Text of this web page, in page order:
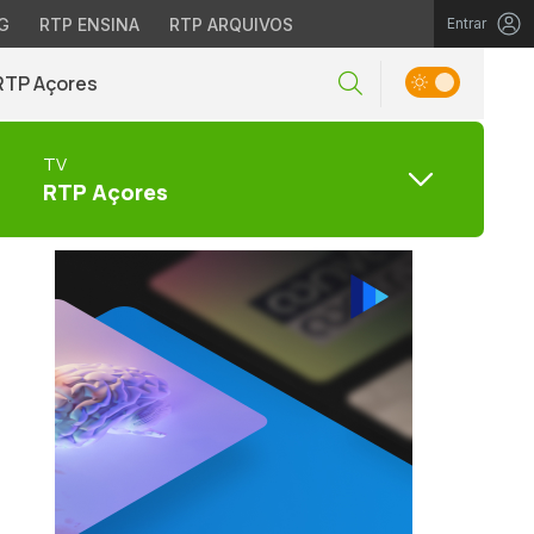
RTP ENSINA RTP ARQUIVOS Entrar
Açores
TV
RTP Açores